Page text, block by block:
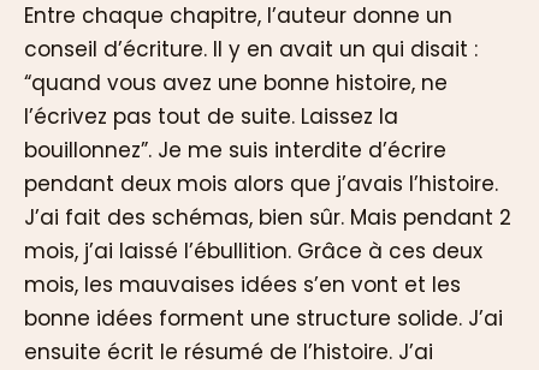
Entre chaque chapitre, l’auteur donne un
conseil d’écriture. Il y en avait un qui disait :
“quand vous avez une bonne histoire, ne
l’écrivez pas tout de suite. Laissez la
bouillonnez”. Je me suis interdite d’écrire
pendant deux mois alors que j’avais l’histoire.
J’ai fait des schémas, bien sûr. Mais pendant 2
mois, j’ai laissé l’ébullition. Grâce à ces deux
mois, les mauvaises idées s’en vont et les
bonne idées forment une structure solide. J’ai
ensuite écrit le résumé de l’histoire. J’ai